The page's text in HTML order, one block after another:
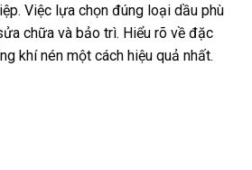
Việc lựa chọn đúng loại dầu phù
chữa và bảo trì. Hiểu rõ về đặc
khí nén một cách hiệu quả nhất.